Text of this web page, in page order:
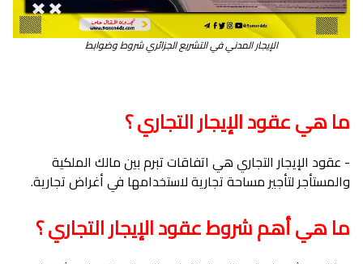
الإیجار المدني في التشریع الجزائري شروط وضوابط
ما هي عقود الإيجار التجاري ؟
- عقود الإيجار التجاري هي اتفاقات تبرم بين مالك الملكية
والمستأجر لتأجير مساحة تجارية لاستخدامها في أغراض تجارية.
ما هي أهم شروط عقود الإيجار التجاري ؟